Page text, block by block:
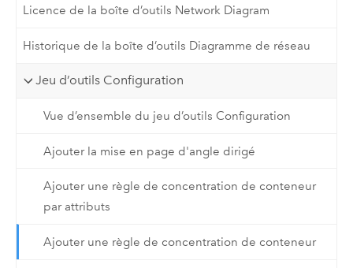
Licence de la boîte d’outils Network Diagram
Historique de la boîte d’outils Diagramme de réseau
Jeu d’outils Configuration
Vue d’ensemble du jeu d’outils Configuration
Ajouter la mise en page d'angle dirigé
Ajouter une règle de concentration de conteneur
par attributs
Ajouter une règle de concentration de conteneur